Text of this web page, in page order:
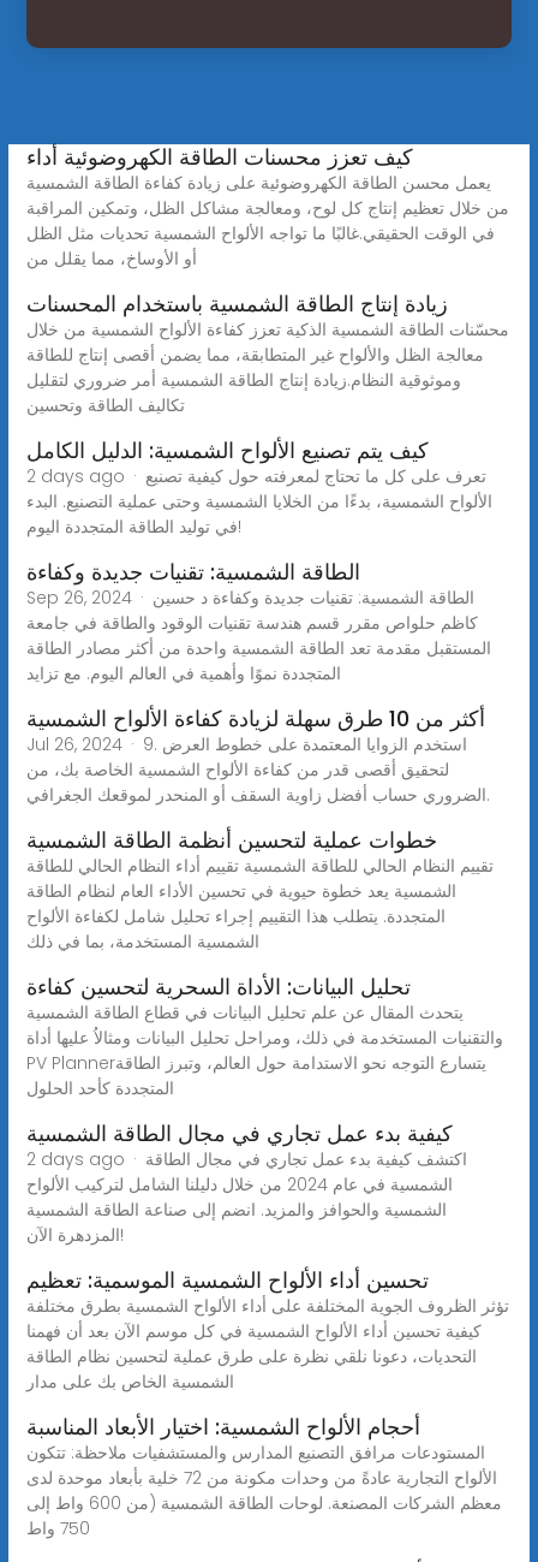
كيف تعزز محسنات الطاقة الكهروضوئية أداء
يعمل محسن الطاقة الكهروضوئية على زيادة كفاءة الطاقة الشمسية
من خلال تعظيم إنتاج كل لوح، ومعالجة مشاكل الظل، وتمكين المراقبة
في الوقت الحقيقي.غالبًا ما تواجه الألواح الشمسية تحديات مثل الظل
أو الأوساخ، مما يقلل من
زيادة إنتاج الطاقة الشمسية باستخدام المحسنات
محسّنات الطاقة الشمسية الذكية تعزز كفاءة الألواح الشمسية من خلال
معالجة الظل والألواح غير المتطابقة، مما يضمن أقصى إنتاج للطاقة
وموثوقية النظام.زيادة إنتاج الطاقة الشمسية أمر ضروري لتقليل
تكاليف الطاقة وتحسين
كيف يتم تصنيع الألواح الشمسية: الدليل الكامل
2 days ago · تعرف على كل ما تحتاج لمعرفته حول كيفية تصنيع
الألواح الشمسية، بدءًا من الخلايا الشمسية وحتى عملية التصنيع. البدء
في توليد الطاقة المتجددة اليوم!
الطاقة الشمسية: تقنيات جديدة وكفاءة
Sep 26, 2024 · الطاقة الشمسية: تقنيات جديدة وكفاءة د حسين
كاظم حلواص مقرر قسم هندسة تقنيات الوقود والطاقة في جامعة
المستقبل مقدمة تعد الطاقة الشمسية واحدة من أكثر مصادر الطاقة
المتجددة نموًا وأهمية في العالم اليوم. مع تزايد
أكثر من 10 طرق سهلة لزيادة كفاءة الألواح الشمسية
Jul 26, 2024 · 9. استخدم الزوايا المعتمدة على خطوط العرض
لتحقيق أقصى قدر من كفاءة الألواح الشمسية الخاصة بك، من
الضروري حساب أفضل زاوية السقف أو المنحدر لموقعك الجغرافي.
خطوات عملية لتحسين أنظمة الطاقة الشمسية
تقييم النظام الحالي للطاقة الشمسية تقييم أداء النظام الحالي للطاقة
الشمسية يعد خطوة حيوية في تحسين الأداء العام لنظام الطاقة
المتجددة. يتطلب هذا التقييم إجراء تحليل شامل لكفاءة الألواح
الشمسية المستخدمة، بما في ذلك
تحليل البيانات: الأداة السحرية لتحسين كفاءة
يتحدث المقال عن علم تحليل البيانات في قطاع الطاقة الشمسية
والتقنيات المستخدمة في ذلك، ومراحل تحليل البيانات ومثالاُ عليها أداة
PV Plannerيتسارع التوجه نحو الاستدامة حول العالم، وتبرز الطاقة
المتجددة كأحد الحلول
كيفية بدء عمل تجاري في مجال الطاقة الشمسية
2 days ago · اكتشف كيفية بدء عمل تجاري في مجال الطاقة
الشمسية في عام 2024 من خلال دليلنا الشامل لتركيب الألواح
الشمسية والحوافز والمزيد. انضم إلى صناعة الطاقة الشمسية
المزدهرة الآن!
تحسين أداء الألواح الشمسية الموسمية: تعظيم
تؤثر الظروف الجوية المختلفة على أداء الألواح الشمسية بطرق مختلفة
كيفية تحسين أداء الألواح الشمسية في كل موسم الآن بعد أن فهمنا
التحديات، دعونا نلقي نظرة على طرق عملية لتحسين نظام الطاقة
الشمسية الخاص بك على مدار
أحجام الألواح الشمسية: اختيار الأبعاد المناسبة
المستودعات مرافق التصنيع المدارس والمستشفيات ملاحظة: تتكون
الألواح التجارية عادةً من وحدات مكونة من 72 خلية بأبعاد موحدة لدى
معظم الشركات المصنعة. لوحات الطاقة الشمسية (من 600 واط إلى
750 واط